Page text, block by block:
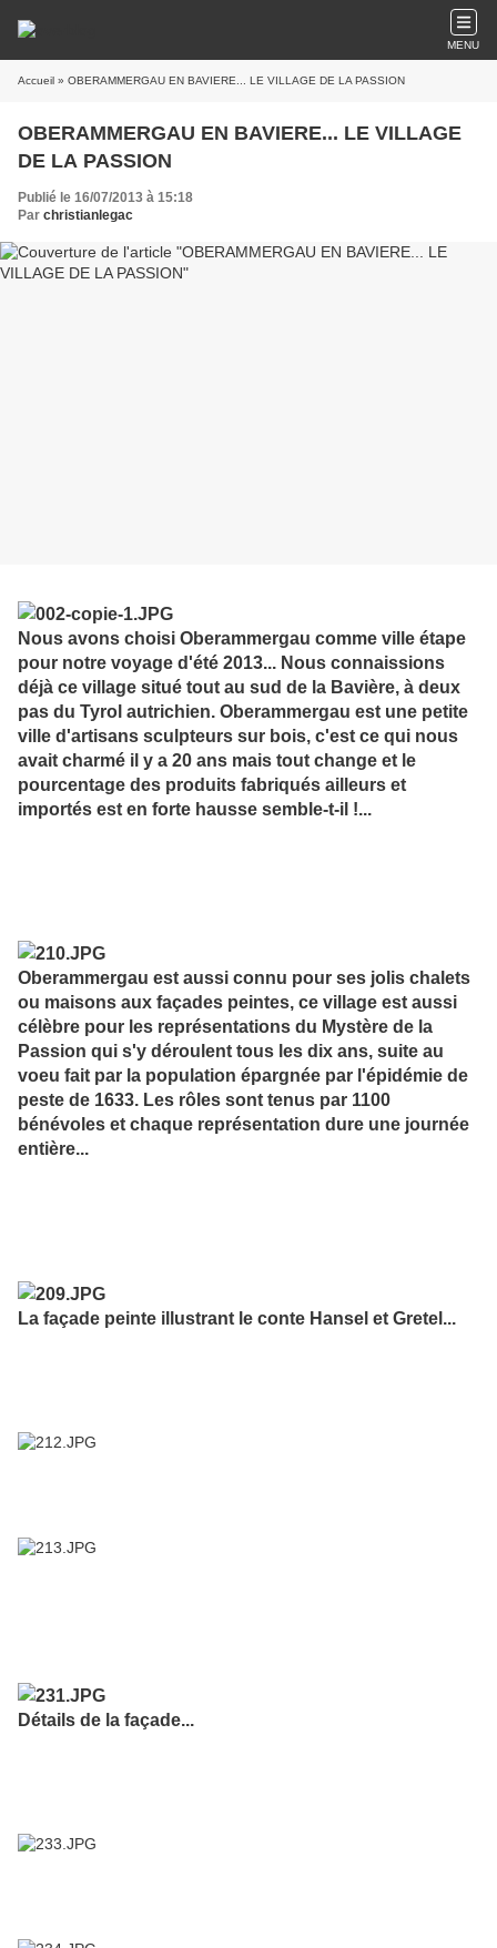
MENU
Accueil » OBERAMMERGAU EN BAVIERE... LE VILLAGE DE LA PASSION
OBERAMMERGAU EN BAVIERE... LE VILLAGE
DE LA PASSION
Publié le 16/07/2013 à 15:18
Par christianlegac
Nous avons choisi Oberammergau comme ville étape
pour notre voyage d'été 2013... Nous connaissions
déjà ce village situé tout au sud de la Bavière, à deux
pas du Tyrol autrichien. Oberammergau est une petite
ville d'artisans sculpteurs sur bois, c'est ce qui nous
avait charmé il y a 20 ans mais tout change et le
pourcentage des produits fabriqués ailleurs et
importés est en forte hausse semble-t-il !...
Oberammergau est aussi connu pour ses jolis chalets
ou maisons aux façades peintes, ce village est aussi
célèbre pour les représentations du Mystère de la
Passion qui s'y déroulent tous les dix ans, suite au
voeu fait par la population épargnée par l'épidémie de
peste de 1633. Les rôles sont tenus par 1100
bénévoles et chaque représentation dure une journée
entière...
La façade peinte illustrant le conte Hansel et Gretel...
Détails de la façade...